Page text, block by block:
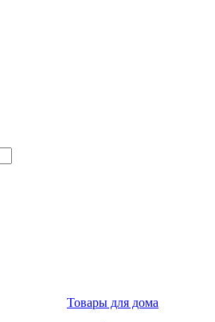
Товары для дома